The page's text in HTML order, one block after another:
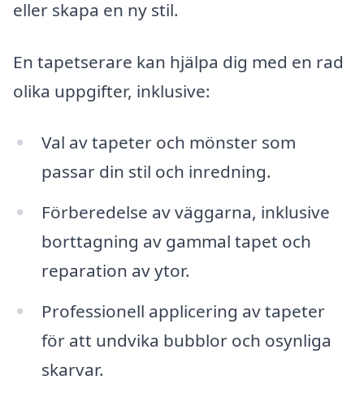
eller skapa en ny stil.
En tapetserare kan hjälpa dig med en rad
olika uppgifter, inklusive:
Val av tapeter och mönster som
passar din stil och inredning.
Förberedelse av väggarna, inklusive
borttagning av gammal tapet och
reparation av ytor.
Professionell applicering av tapeter
för att undvika bubblor och osynliga
skarvar.